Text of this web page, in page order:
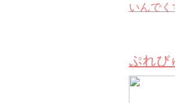
いんでく
ぷれび